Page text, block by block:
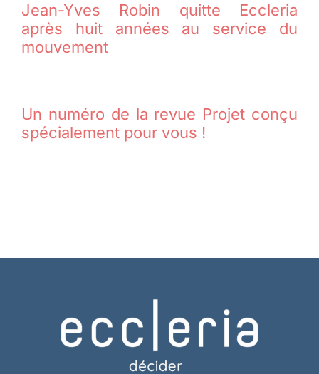
Jean-Yves Robin quitte Eccleria
après huit années au service du
mouvement
Un numéro de la revue Projet conçu
spécialement pour vous !